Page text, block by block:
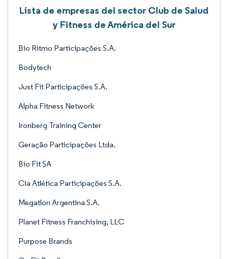
Lista de empresas del sector Club de Salud
y Fitness de América del Sur
Bio Ritmo Participações S.A.
Bodytech
Just Fit Participações S.A.
Alpha Fitness Network
Ironberg Training Center
Geração Participações Ltda.
Bio Fit SA
Cia Atlética Participações S.A.
Megatlon Argentina S.A.
Planet Fitness Franchising, LLC
Purpose Brands